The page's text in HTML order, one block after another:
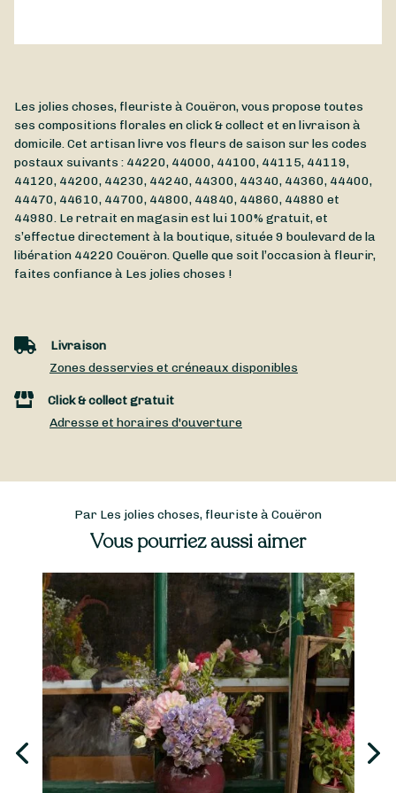
Les jolies choses, fleuriste à Couëron, vous propose toutes
ses compositions florales en click & collect et en livraison à
domicile. Cet artisan livre vos fleurs de saison sur les codes
postaux suivants : 44220, 44000, 44100, 44115, 44119,
44120, 44200, 44230, 44240, 44300, 44340, 44360, 44400,
44470, 44610, 44700, 44800, 44840, 44860, 44880 et
44980. Le retrait en magasin est lui 100% gratuit, et
s’effectue directement à la boutique, située9 boulevard de la
libération 44220 Couëron. Quelle que soit l’occasion à fleurir,
faites confiance à Les jolies choses !
Livraison
Zones desservies et créneaux disponibles
Click & collect gratuit
Adresse et horaires d'ouverture
Par Les jolies choses, fleuriste à Couëron
Vous pourriez aussi aimer